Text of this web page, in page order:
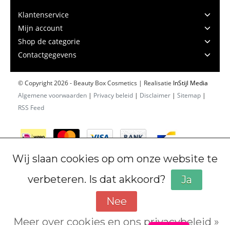
Klantenservice
Mijn account
Shop de categorie
Contactgegevens
© Copyright 2026 - Beauty Box Cosmetics | Realisatie InStijl Media
Algemene voorwaarden | Privacy beleid | Disclaimer | Sitemap |
RSS Feed
Wij slaan cookies op om onze website te
verbeteren. Is dat akkoord?
Ja
Nee
Meer over cookies en ons privacybeleid »